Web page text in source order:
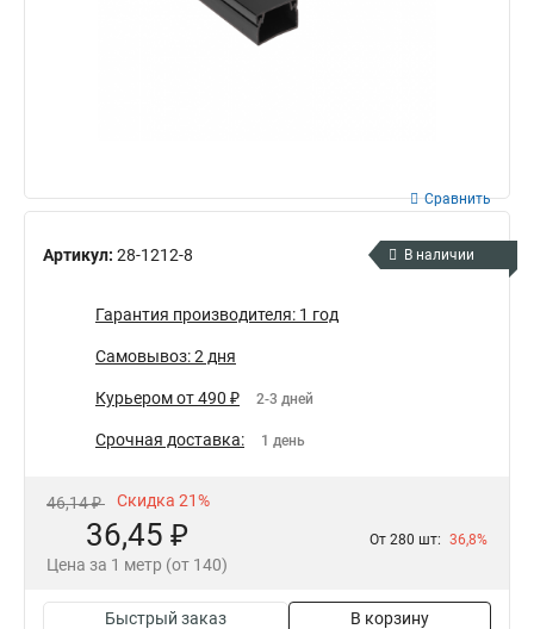
Артикул: 28-1212-8
Сравнить
В наличии
Гарантия производителя: 1 год
Самовывоз: 2 дня
Курьером от 490 ₽ 2-3 дней
Срочная доставка: 1 день
46,14 ₽ Скидка 21%
36,45 ₽
Цена за 1 метр (от 140)
От 280 шт: 36,8%
Быстрый заказ В корзину